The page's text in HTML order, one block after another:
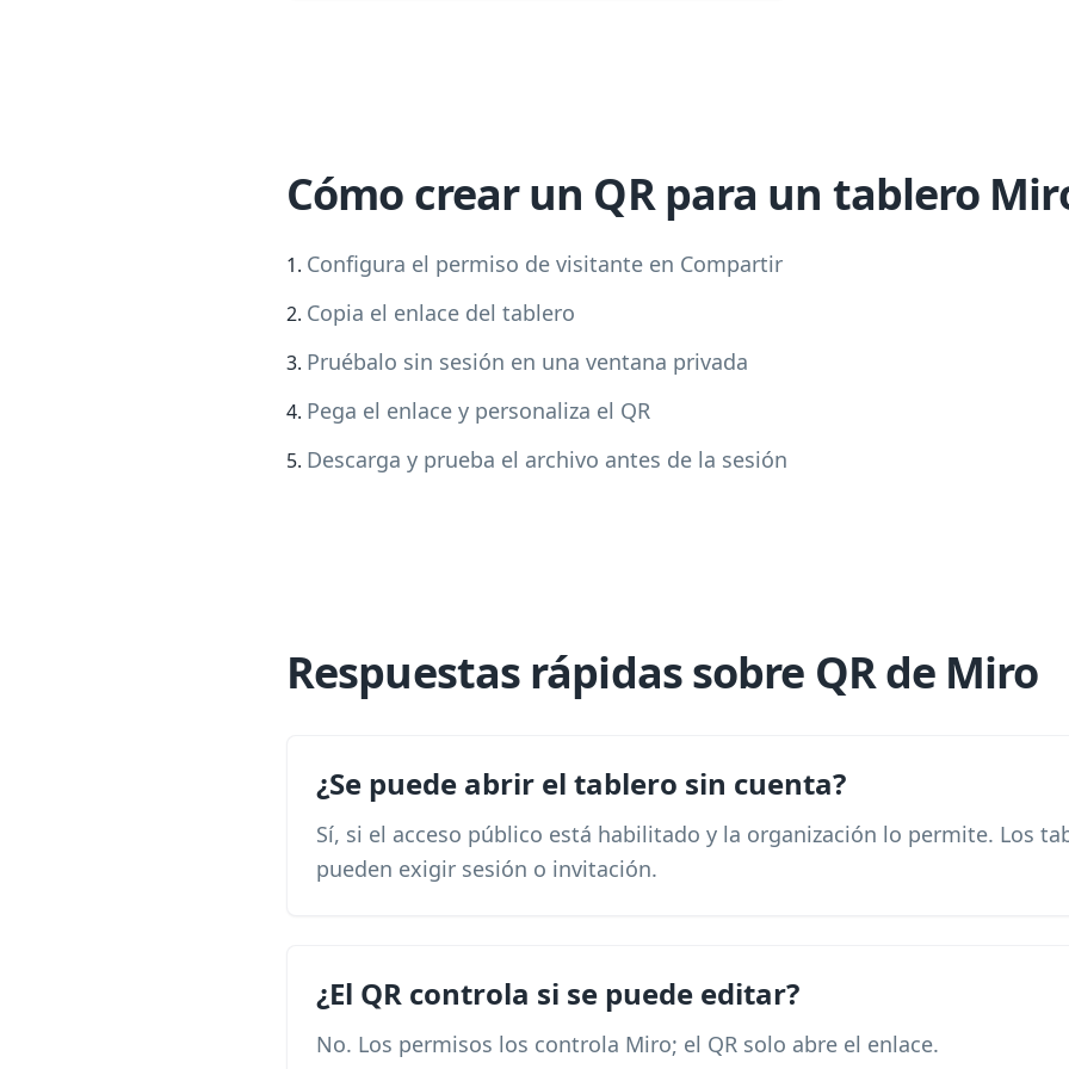
Cómo crear un QR para un tablero
Configura el permiso de visitante en Compartir
Copia el enlace del tablero
Pruébalo sin sesión en una ventana privada
Pega el enlace y personaliza el QR
Descarga y prueba el archivo antes de la sesión
Respuestas rápidas sobre QR de Miro
¿Se puede abrir el tablero sin cuenta?
Sí, si el acceso público está habilitado y la organización lo permite. Los
pueden exigir sesión o invitación.
¿El QR controla si se puede editar?
No. Los permisos los controla Miro; el QR solo abre el enlace.